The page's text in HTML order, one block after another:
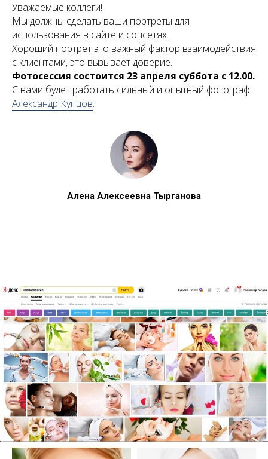
Уважаемые коллеги!
Мы должны сделать ваши портреты для
использования в сайте и соцсетях.
Хороший портрет это важный фактор взаимодействия
с клиентами, это вызывает доверие.
Фотосессия состоится 23 апреля суббота с 12.00.
С вами будет работать сильный и опытный фотограф
Александр Купцов.
Алена Алексеевна Тырганова